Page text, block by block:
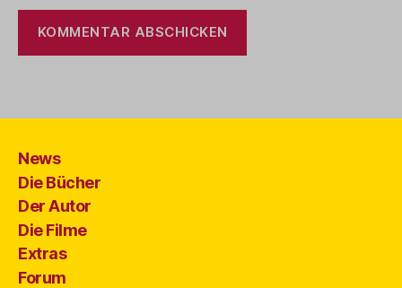
News
Die Bücher
Der Autor
Die Filme
Extras
Forum